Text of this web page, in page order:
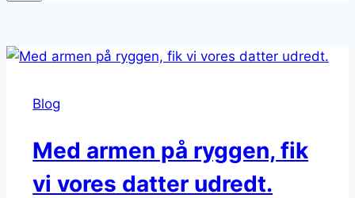
Blog
Med armen på ryggen, fik
vi vores datter udredt.